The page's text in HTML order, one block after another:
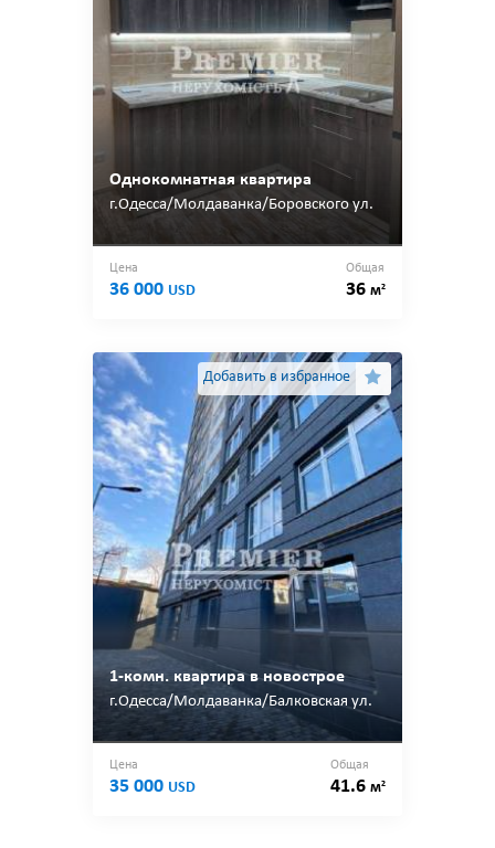
Однокомнатная квартира
г.Одесса/Молдаванка/Боровского ул.
Цена
36 000 USD
Общая
36 м2
Добавить в избранное
1-комн. квартира в новострое
г.Одесса/Молдаванка/Балковская ул.
Цена
35 000 USD
Общая
41.6 м2